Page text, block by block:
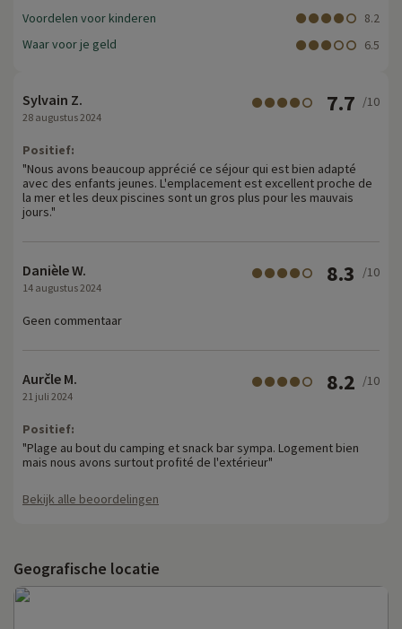
Voordelen voor kinderen
8.2
Waar voor je geld
6.5
Sylvain Z.
28 augustus 2024
7.7 /10
Positief:
"Nous avons beaucoup apprécié ce séjour qui est bien adapté
avec des enfants jeunes. L'emplacement est excellent proche de
la mer et les deux piscines sont un gros plus pour les mauvais
jours."
Danièle W.
14 augustus 2024
8.3 /10
Geen commentaar
Aurčle M.
21 juli 2024
8.2 /10
Positief:
"Plage au bout du camping et snack bar sympa. Logement bien
mais nous avons surtout profité de l'extérieur"
Bekijk alle beoordelingen
Geografische locatie